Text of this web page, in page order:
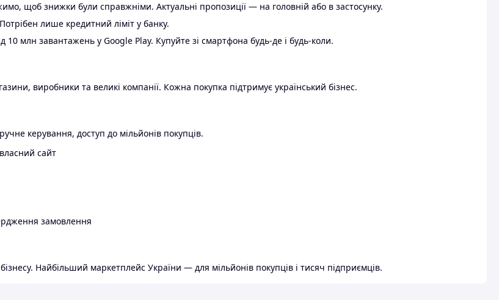
щоб знижки були справжніми. Актуальні пропозиції — на головній або в застосунку.
лише кредитний ліміт у банку.
10 млн завантажень у Google Play. Купуйте зі смартфона будь-де і будь-коли.
виробники та великі компанії. Кожна покупка підтримує український бізнес.
керування, доступ до мільйонів покупців.
сайт
замовлення
Найбільший маркетплейс України — для мільйонів покупців і тисяч підприємців.